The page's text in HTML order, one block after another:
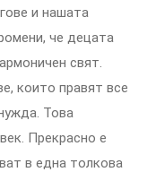
и нашата
че децата
свят.
които правят все
Това
Прекрасно е
в една толкова